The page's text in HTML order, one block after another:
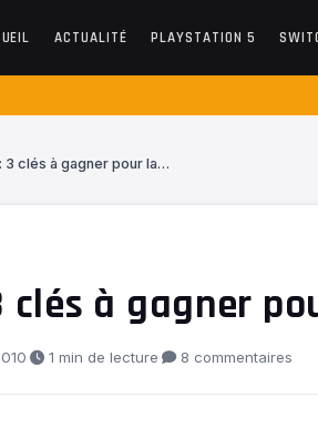
ACTUALITÉ PLAYSTATION 5
3 clés à gagner pour la…
clés à gagner
· 1 min de lecture· 8 commentaires